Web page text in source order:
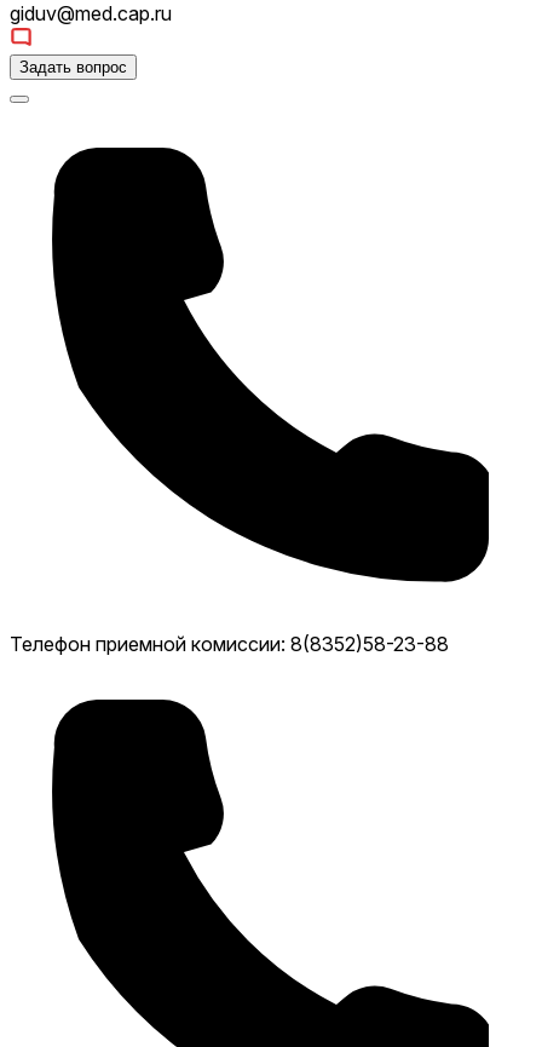
giduv@med.cap.ru
Задать вопрос
Телефон приемной комиссии: 8(8352)58-23-88